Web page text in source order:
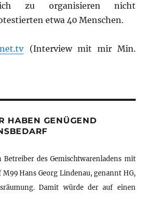
zu organisieren nicht
etwa 40 Menschen.
(Interview mit mir Min.
HABEN GENÜGEND
Betreiber des Gemischtwarenladens mit
M99 Hans Georg Lindenau, genannt HG,
Damit würde der auf einen